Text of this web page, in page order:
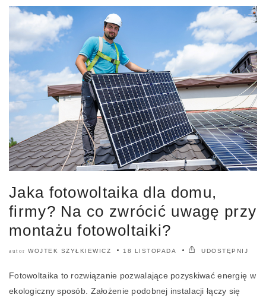
Jaka fotowoltaika dla domu,
firmy? Na co zwrócić uwagę przy
montażu fotowoltaiki?
autor WOJTEK SZYŁKIEWICZ 18 LISTOPADA UDOSTĘPNIJ
Fotowoltaika to rozwiązanie pozwalające pozyskiwać energię w
ekologiczny sposób. Założenie podobnej instalacji łączy się